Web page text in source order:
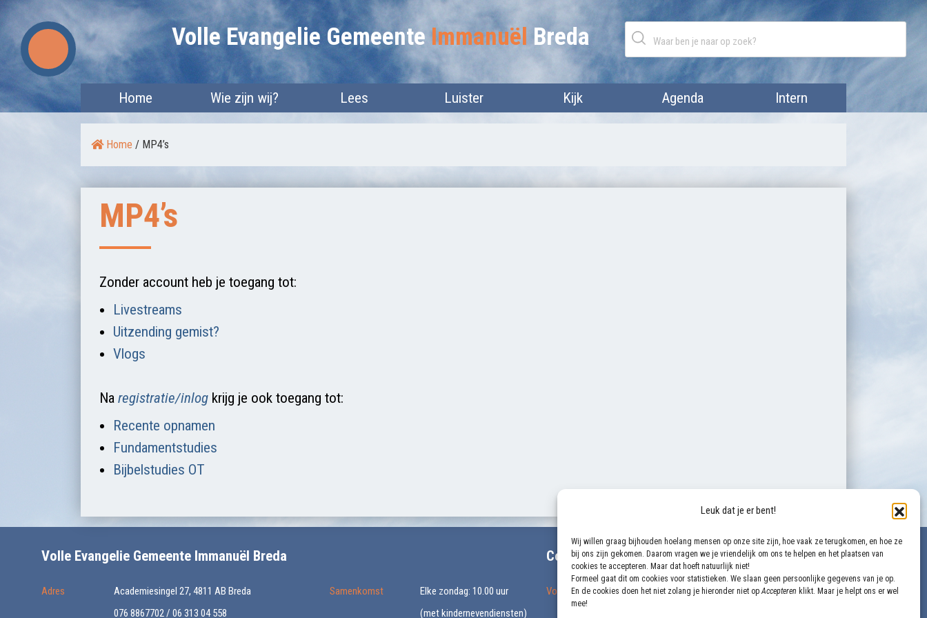
Leuk dat je er bent!
Wij willen graag bijhouden hoelang mensen op onze site zijn, hoe vaak ze terugkomen, en hoe ze
bij ons zijn gekomen. Daarom vragen we je vriendelijk om ons te helpen en het plaatsen van
cookies te accepteren. Maar dat hoeft natuurlijk niet!
Formeel gaat dit om cookies voor statistieken. We slaan geen persoonlijke gegevens van je op.
En de cookies doen het niet zolang je hieronder niet opAccepteren klikt. Maar je helpt ons er wel
mee!
Skip
to
content
Volle Evangelie Gemeente Immanuël Breda
Home Wie zijn wij? Lees Luister Kijk Agenda Intern
Home / MP4’s
MP4’s
Zonder account heb je toegang tot:
Livestreams
Uitzending gemist?
Vlogs
Na registratie/inlog krijg je ook toegang tot:
Recente opnamen
Fundamentstudies
Bijbelstudies OT
Volle Evangelie Gemeente Immanuël Breda
Adres
Academiesingel 27, 4811 AB Breda
076 8867702 / 06 313 04 558
Samenkomst
Elke zondag: 10.00 uur
(met kindernevendiensten)
Contactgegevens
Voorganger
voorganger@vegib.nl
Bank
NL64 INGB 0002 1568 27